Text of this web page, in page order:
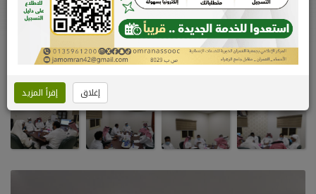
الرئيسية مكتبة الصور اللقاء التعريفي ببرامج بنك التنمية الاجتماعية
البوم الصور
إغلاق إقرأ المزيد